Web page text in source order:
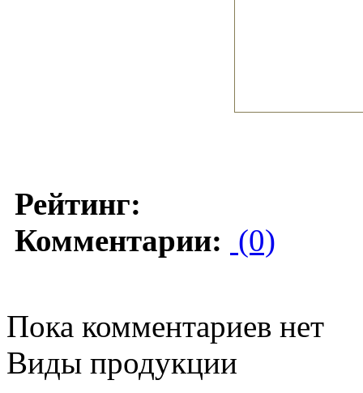
Рейтинг:
Комментарии: (0)
Пока комментариев нет
Виды продукции